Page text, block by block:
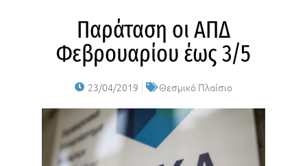
Παράταση οι ΑΠΔ
Φεβρουαρίου έως 3/5
23/04/2019 Θεσμικό Πλαίσιο